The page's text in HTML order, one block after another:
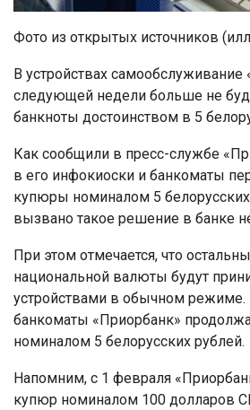
Фото из открытых источников
В устройствах самообслуживание
следующей недели больше не
банкноты достоинством в 5
Как сообщили в пресс-службе
в его инфокиоски и банкоматы
купюры номиналом 5
вызвано такое решение в банке
При этом отмечается, что
национальной валюты будут
устройствами в обычном режиме.
банкоматы «Приорбанк»
номиналом 5 белорусских рублей.
Напомним, с 1 февраля
купюр номиналом 100 долларов